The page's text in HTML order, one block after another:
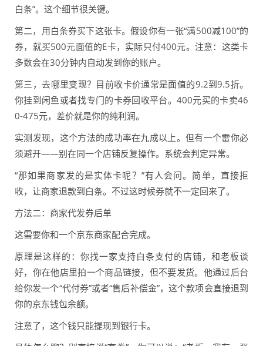
白条”。这个细节很关键。
第二，用白条券买下这张卡。假设你有一张“满500减100”的
券，就买500元面值的E卡，实际只付400元。注意：这类卡
多数会在30分钟内自动发到你的账户。
第三，去哪里变现？目前收卡价通常是面值的9.2到9.5折。
你挂到闲鱼或者找专门的卡券回收平台。400元买的卡卖46
0-475元，差价就是你的纯利润。
实测发现，这个方法的成功率在九成以上。但有一个雷你必
须避开——别在同一个店铺反复操作。系统会判定异常。
“那如果商家发的是实体卡呢？”有人会问。简单，直接拒
收，让商家退款到白条。不过这时候券就不一定回来了。
方法二：商家代发券后单
这需要你和一个京东商家配合完成。
原理是这样的：你找一家支持白条支付的店铺，和老板谈
好，你在他店里拍一个商品链接，但不要发货。他通过后台
给你发一个“代付券”或者“售后补偿金”，这个款项会直接退到
你的京东钱包余额。
注意了，这个钱只能提现到银行卡。